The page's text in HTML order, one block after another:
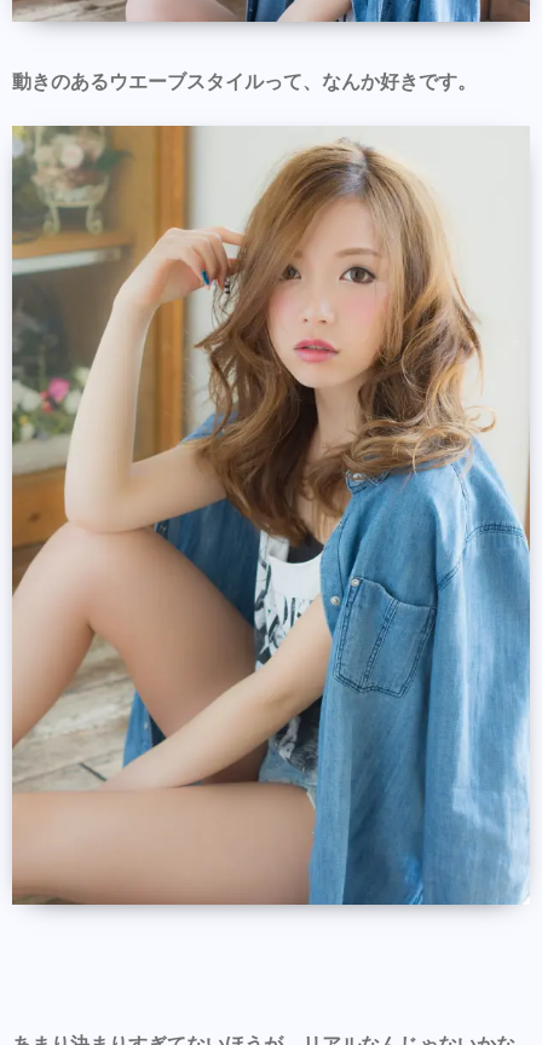
動きのあるウエーブスタイルって、なんか好きです。